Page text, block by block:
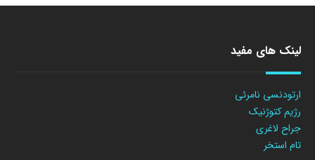
لینک های مفید
ارتودنسی نامرئی
رژیم کتوژنیک
جراح لاغری
تام استخر